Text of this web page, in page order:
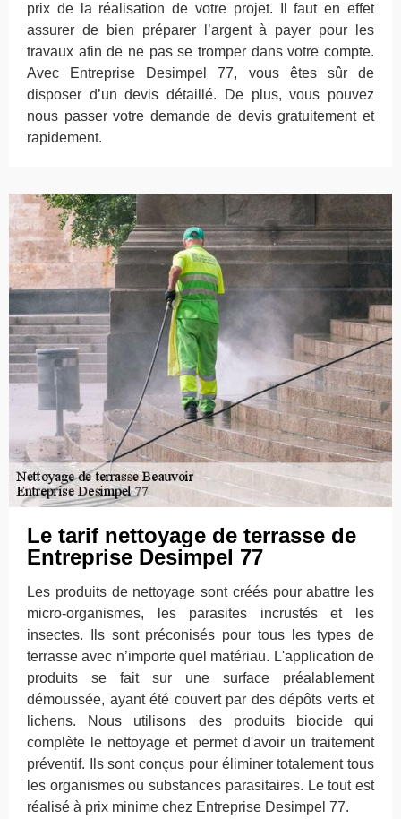
prix de la réalisation de votre projet. Il faut en effet
assurer de bien préparer l’argent à payer pour les
travaux afin de ne pas se tromper dans votre compte.
Avec Entreprise Desimpel 77, vous êtes sûr de
disposer d’un devis détaillé. De plus, vous pouvez
nous passer votre demande de devis gratuitement et
rapidement.
Le tarif nettoyage de terrasse de
Entreprise Desimpel 77
Les produits de nettoyage sont créés pour abattre les
micro-organismes, les parasites incrustés et les
insectes. Ils sont préconisés pour tous les types de
terrasse avec n’importe quel matériau. L'application de
produits se fait sur une surface préalablement
démoussée, ayant été couvert par des dépôts verts et
lichens. Nous utilisons des produits biocide qui
complète le nettoyage et permet d'avoir un traitement
préventif. Ils sont conçus pour éliminer totalement tous
les organismes ou substances parasitaires. Le tout est
réalisé à prix minime chez Entreprise Desimpel 77.